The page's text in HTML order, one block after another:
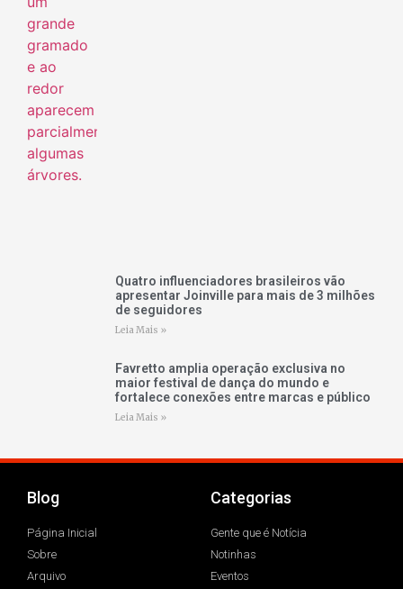
Quatro influenciadores brasileiros vão
apresentar Joinville para mais de 3 milhões
de seguidores
Leia Mais »
Favretto amplia operação exclusiva no
maior festival de dança do mundo e
fortalece conexões entre marcas e público
Leia Mais »
Blog
Página Inicial
Sobre
Arquivo
Categorias
Gente que é Notícia
Notinhas
Eventos